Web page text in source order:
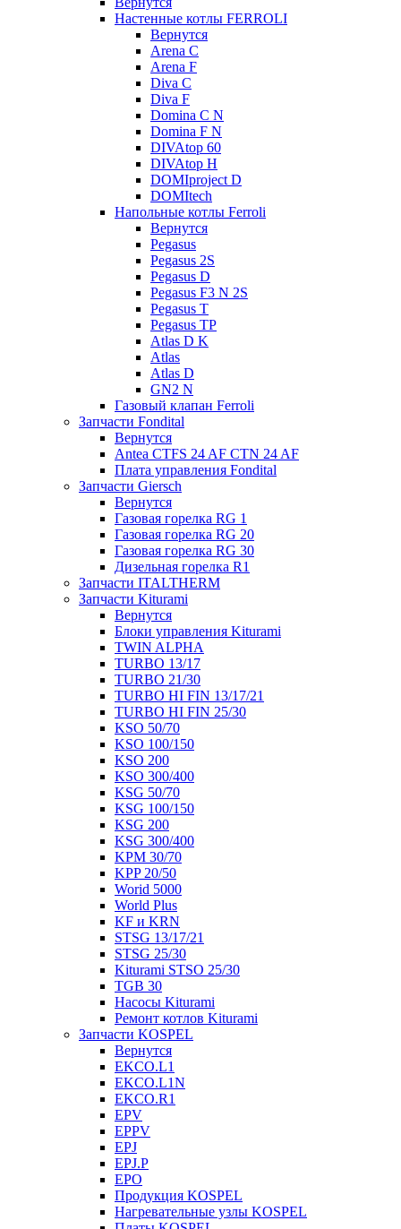
Настенные котлы FERROLI
Вернутся
Arena C
Arena F
Diva C
Diva F
Domina C N
Domina F N
DIVAtop 60
DIVAtop H
DOMIproject D
DOMItech
Напольные котлы Ferroli
Вернутся
Pegasus
Pegasus 2S
Pegasus D
Pegasus F3 N 2S
Pegasus T
Pegasus TP
Atlas D K
Atlas
Atlas D
GN2 N
Газовый клапан Ferroli
Запчасти Fondital
Вернутся
Antea CTFS 24 AF CTN 24 AF
Плата управления Fondital
Запчасти Giersch
Вернутся
Газовая горелка RG 1
Газовая горелка RG 20
Газовая горелка RG 30
Дизельная горелка R1
Запчасти ITALTHERM
Запчасти Kiturami
Вернутся
Блоки управления Kiturami
TWIN ALPHA
TURBO 13/17
TURBO 21/30
TURBO HI FIN 13/17/21
TURBO HI FIN 25/30
KSO 50/70
KSO 100/150
KSO 200
KSO 300/400
KSG 50/70
KSG 100/150
KSG 200
KSG 300/400
KPM 30/70
KPP 20/50
Worid 5000
World Plus
KF и KRN
STSG 13/17/21
STSG 25/30
Kiturami STSO 25/30
TGB 30
Насосы Kiturami
Ремонт котлов Kiturami
Запчасти KOSPEL
Вернутся
EKCO.L1
EKCO.L1N
EKCO.R1
EPV
EPPV
EPJ
EPJ.P
EPO
Продукция KOSPEL
Нагревательные узлы KOSPEL